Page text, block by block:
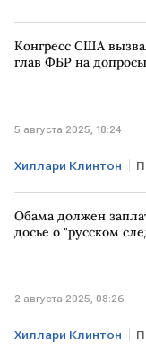
Конгресс США
глав ФБР на
5 августа 2025, 18:24
Хиллари Клинтон
Конгресс США
Джеффри Эпштейн
Обама должен
досье о "русском
2 августа 2025, 08:26
Хиллари Клинтон